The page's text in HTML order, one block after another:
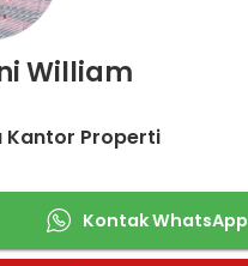
William
Kantor Properti
Kontak WhatsApp